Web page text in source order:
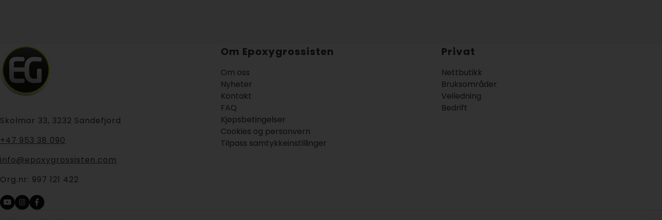
Skolmar 33, 3232 Sandefjord
+47 953 38 090
info@epoxygrossisten.com
Org.nr: 997 121 422
Om Epoxygrossisten
Om oss
Nyheter
Kontakt
FAQ
Kjøpsbetingelser
Cookies og personvern
Tilpass samtykkeinstillinger
Privat
Nettbutikk
Bruksområder
Veiledning
Bedrift